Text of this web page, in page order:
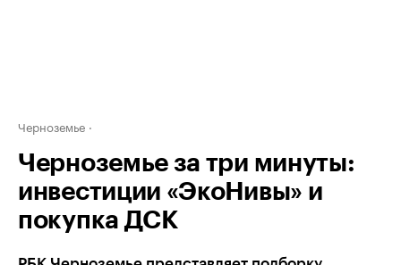
Черноземье
Черноземье за три минуты:
инвестиции «ЭкоНивы» и
покупка ДСК